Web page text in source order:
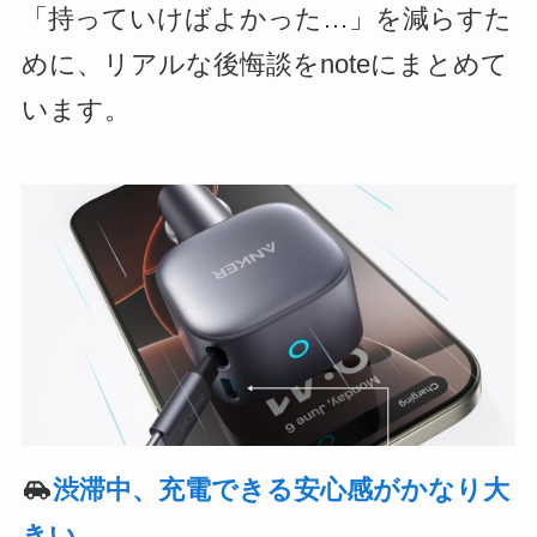
「持っていけばよかった…」を減らすた
めに、リアルな後悔談をnoteにまとめて
います。
渋滞中、充電できる安心感がかなり大